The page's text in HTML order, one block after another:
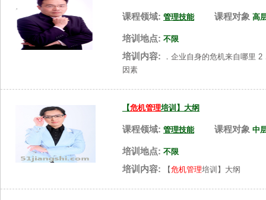
课程领域: 管理技能 课程对象 高
培训地点: 不限
培训内容:
．企业自身的危机来自哪里
因素
【危机管理培训】大纲
课程领域: 管理技能 课程对象 中
培训地点: 不限
培训内容: 【危机管理培训】大纲